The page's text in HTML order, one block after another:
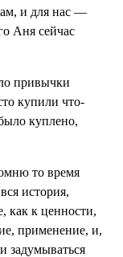
и для нас —
Аня сейчас
привычки
купили что-
куплено,
то время
история,
как к ценности,
применение, и,
задумываться